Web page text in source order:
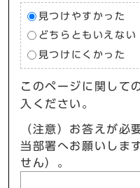
見つけやすかった
どちらともいえない
見つけにくかった
このページに関して
入ください。
（注意）お答えが必
当部署へお願いしま
せん）。